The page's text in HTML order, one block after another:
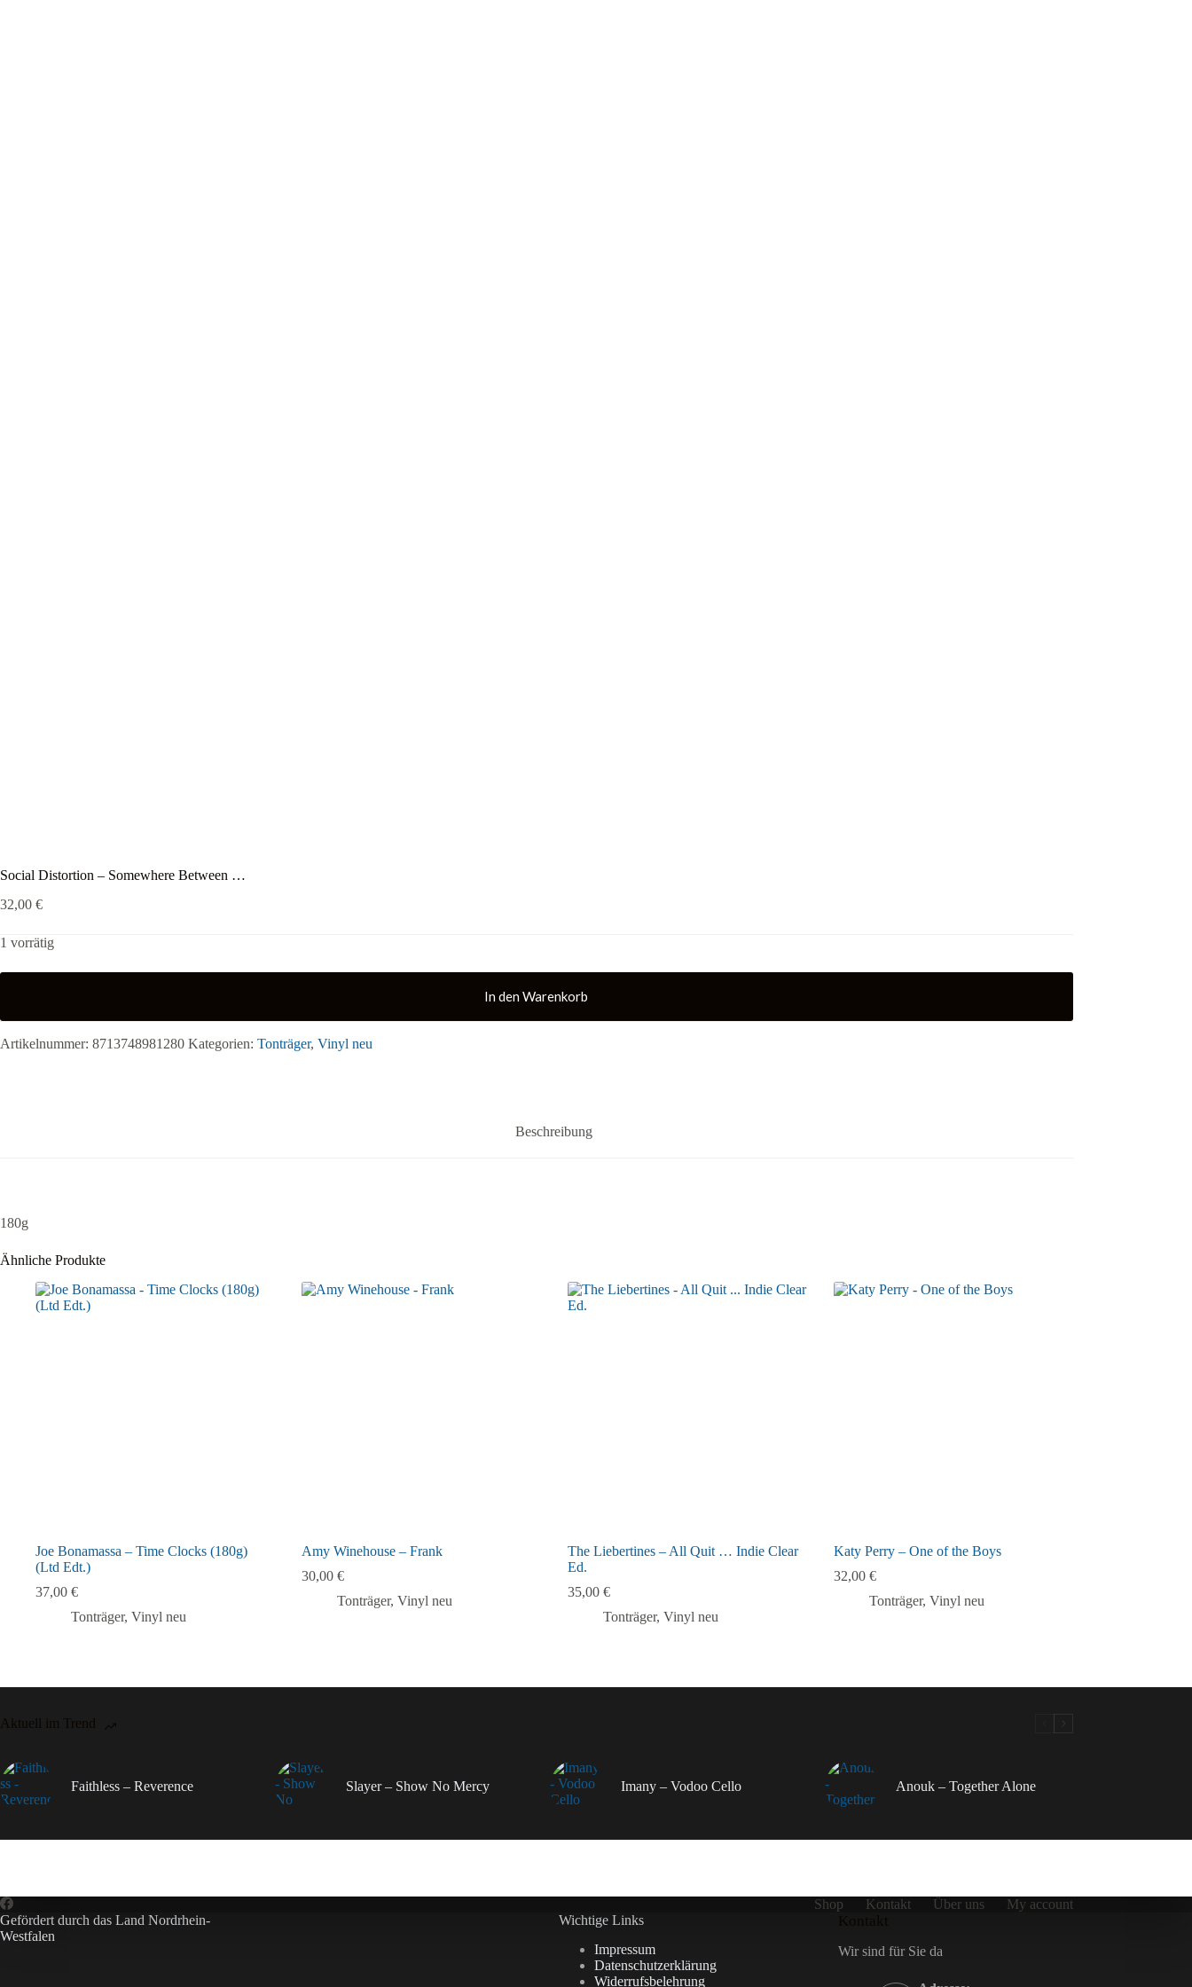
Social Distortion – Somewhere Between …
32,00 €
1 vorrätig
In den Warenkorb
Artikelnummer: 8713748981280 Kategorien: Tonträger, Vinyl neu
Beschreibung
180g
Ähnliche Produkte
Joe Bonamassa – Time Clocks (180g)
(Ltd Edt.)
37,00 €
Tonträger, Vinyl neu
Amy Winehouse – Frank
30,00 €
Tonträger, Vinyl neu
The Liebertines – All Quit … Indie Clear
Ed.
35,00 €
Tonträger, Vinyl neu
Katy Perry – One of the Boys
32,00 €
Tonträger, Vinyl neu
Aktuell im Trend
Faithless – Reverence Slayer – Show No Mercy Imany – Vodoo Cello Anouk – Together Alone
Shop Kontakt Über uns
My account
Gefördert durch das Land Nordrhein-
Westfalen
Wichtige Links
Impressum
Datenschutzerklärung
Widerrufsbelehrung
Wir sind für Sie da